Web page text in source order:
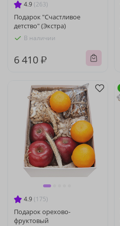
4.9 (263)
Подарок "Счастливое
детство" (Экстра)
В наличии
6 410 ₽
4.9 (175)
Подарок орехово-
фруктовый